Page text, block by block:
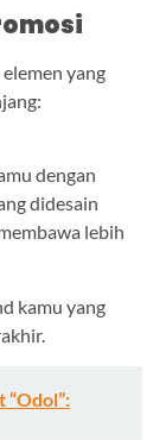
yang
dengan
didesain
lebih
kamu yang
“Odol”: